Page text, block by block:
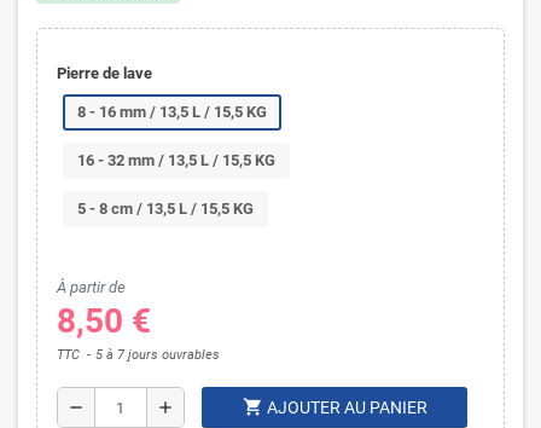
Pierre de lave
8 - 16 mm / 13,5 L / 15,5 KG
16 - 32 mm / 13,5 L / 15,5 KG
5 - 8 cm / 13,5 L / 15,5 KG
À partir de
8,50 €
TTC 5 à 7 jours ouvrables
remove add shopping_cart AJOUTER AU PANIER